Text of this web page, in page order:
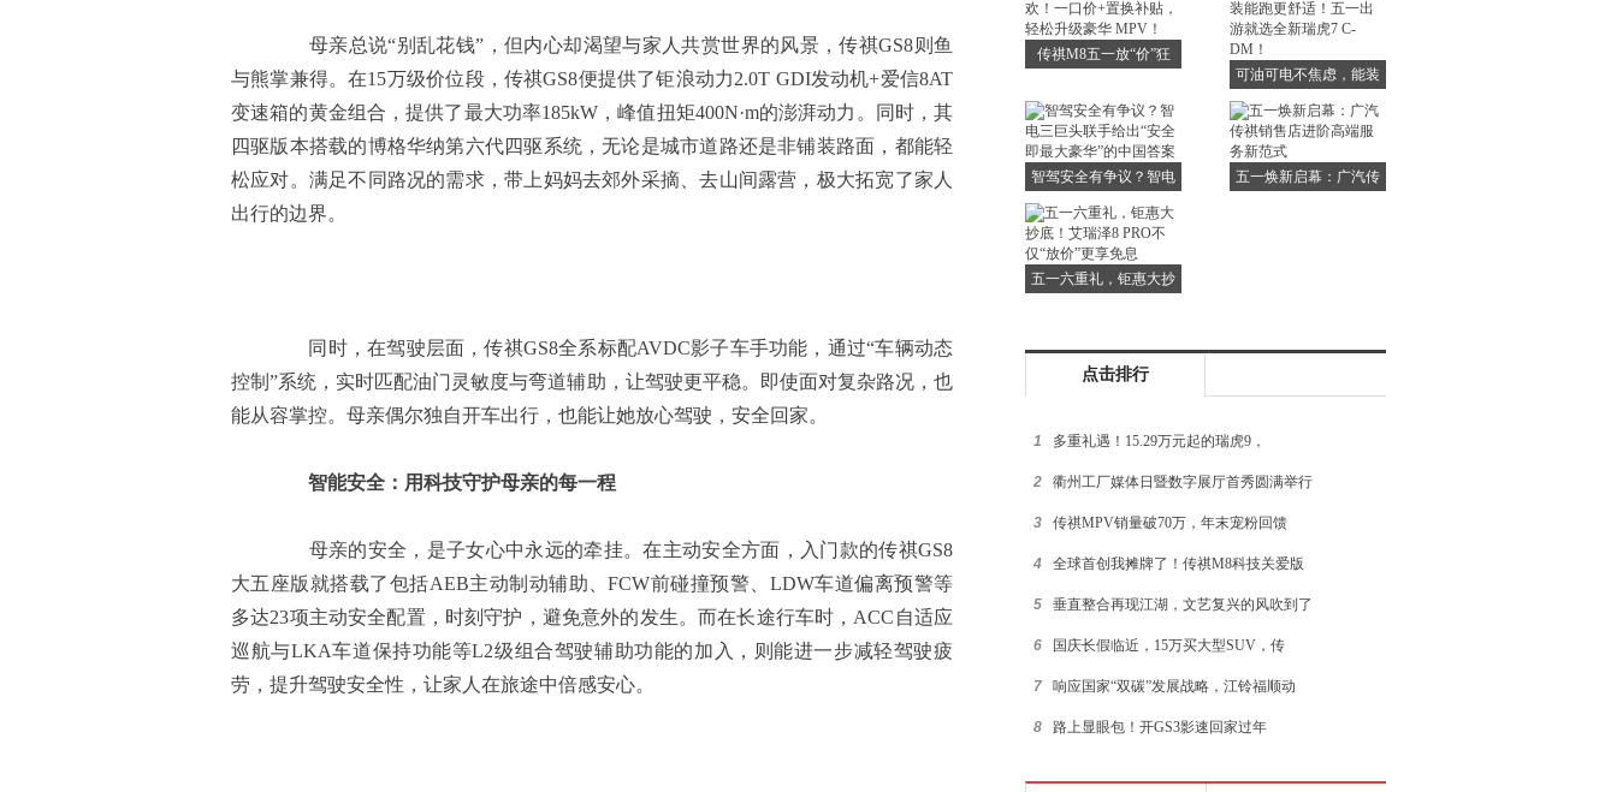
母亲总说“别乱花钱”，但内心却渴望与家人共赏世界的风景，传祺GS8则鱼
与熊掌兼得。在15万级价位段，传祺GS8便提供了钜浪动力2.0T GDI发动机+爱信8AT
变速箱的黄金组合，提供了最大功率185kW，峰值扭矩400N·m的澎湃动力。同时，其
四驱版本搭载的博格华纳第六代四驱系统，无论是城市道路还是非铺装路面，都能轻
松应对。满足不同路况的需求，带上妈妈去郊外采摘、去山间露营，极大拓宽了家人
出行的边界。
同时，在驾驶层面，传祺GS8全系标配AVDC影子车手功能，通过“车辆动态
控制”系统，实时匹配油门灵敏度与弯道辅助，让驾驶更平稳。即使面对复杂路况，也
能从容掌控。母亲偶尔独自开车出行，也能让她放心驾驶，安全回家。
智能安全：用科技守护母亲的每一程
母亲的安全，是子女心中永远的牵挂。在主动安全方面，入门款的传祺GS8
大五座版就搭载了包括AEB主动制动辅助、FCW前碰撞预警、LDW车道偏离预警等
多达23项主动安全配置，时刻守护，避免意外的发生。而在长途行车时，ACC自适应
巡航与LKA车道保持功能等L2级组合驾驶辅助功能的加入，则能进一步减轻驾驶疲
劳，提升驾驶安全性，让家人在旅途中倍感安心。
给你更超值的选择
传祺M8五一放“价”狂
贴，轻松升级豪华
MPV！
可油可电不焦虑，能装
能跑更舒适！五一出游
就选全新瑞虎7 C-
DM！
智驾安全有争议？智电
三巨头联手给出“安全
即最大豪华”的中国答
案
五一焕新启幕：广汽传
五一六重礼，钜惠大抄
点击排行
1 多重礼遇！15.29万元起的瑞虎9，
2 衢州工厂媒体日暨数字展厅首秀圆满举行
3 传祺MPV销量破70万，年末宠粉回馈
4 全球首创我摊牌了！传祺M8科技关爱版
5 垂直整合再现江湖，文艺复兴的风吹到了
6 国庆长假临近，15万买大型SUV，传
7 响应国家“双碳”发展战略，江铃福顺动
8 路上显眼包！开GS3影速回家过年